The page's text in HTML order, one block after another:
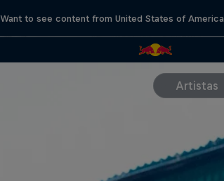
Want to see content from United States of America
Artistas